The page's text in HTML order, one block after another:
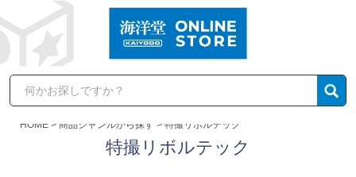
HOME 商品ジャンルから探す 特撮リボルテック
特撮リボルテック